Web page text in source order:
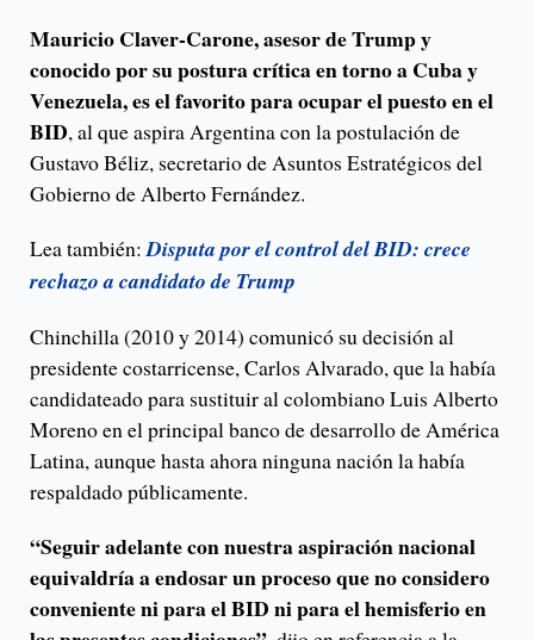
Mauricio Claver-Carone, asesor de Trump y
conocido por su postura crítica en torno a Cuba y
Venezuela, es el favorito para ocupar el puesto en el
BID, al que aspira Argentina con la postulación de
Gustavo Béliz, secretario de Asuntos Estratégicos del
Gobierno de Alberto Fernández.
Lea también:Disputa por el control del BID: crece
rechazo a candidato de Trump
Chinchilla (2010 y 2014) comunicó su decisión al
presidente costarricense, Carlos Alvarado, que la había
candidateado para sustituir al colombiano Luis Alberto
Moreno en el principal banco de desarrollo de América
Latina, aunque hasta ahora ninguna nación la había
respaldado públicamente.
“Seguir adelante con nuestra aspiración nacional
equivaldría a endosar un proceso que no considero
conveniente ni para el BID ni para el hemisferio en